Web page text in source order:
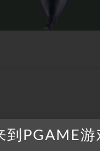
统: Windows 7 or
Core i3-3120M
到PGAME